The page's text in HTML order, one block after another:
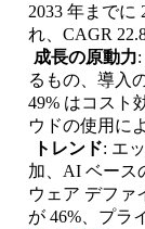
2033 年までに
れ、CAGR
成長の原動力
るもの、導入
49% はコスト
ウドの使用に
トレンド: エ
加、AI ベース
ウェア デファ
が 46%、プラ